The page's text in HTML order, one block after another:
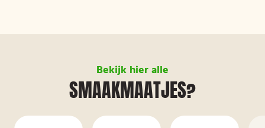
Bekijk hier alle
SMAAKMAATJES?